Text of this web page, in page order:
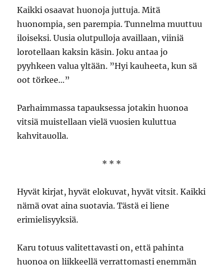
Kaikki osaavat huonoja juttuja. Mitä
huonompia, sen parempia. Tunnelma muuttuu
iloiseksi. Uusia olutpulloja availlaan, viiniä
lorotellaan kaksin käsin. Joku antaa jo
pyyhkeen valua yltään. ”Hyi kauheeta, kun sä
oot törkee…”
Parhaimmassa tapauksessa jotakin huonoa
vitsiä muistellaan vielä vuosien kuluttua
kahvitauolla.
* * *
Hyvät kirjat, hyvät elokuvat, hyvät vitsit. Kaikki
nämä ovat aina suotavia. Tästä ei liene
erimielisyyksiä.
Karu totuus valitettavasti on, että pahinta
huonoa on liikkeellä verrattomasti enemmän